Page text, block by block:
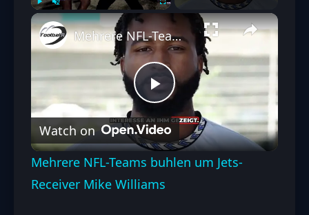
Play Unmute
Play
Video
Mehrere NFL-Teams buhlen um Jets-Receiver Mike Williams
Watch on
Mehrere NFL-Teams buhlen um Jets-
Receiver Mike Williams